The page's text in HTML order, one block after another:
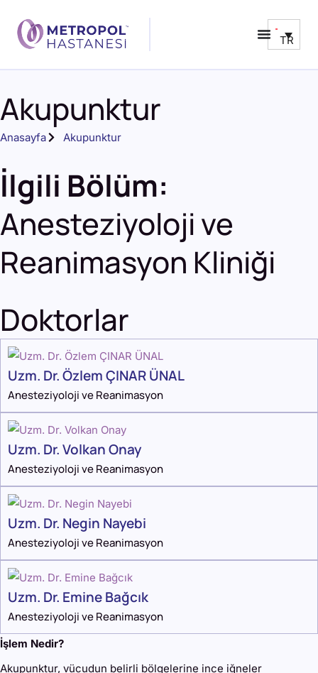
TR
Akupunktur
Anasayfa Akupunktur
İlgili Bölüm:
Anesteziyoloji ve
Reanimasyon Kliniği
Doktorlar
Uzm. Dr. Özlem ÇINAR ÜNAL
Anesteziyoloji ve Reanimasyon
Uzm. Dr. Volkan Onay
Anesteziyoloji ve Reanimasyon
Uzm. Dr. Negin Nayebi
Anesteziyoloji ve Reanimasyon
Uzm. Dr. Emine Bağcık
Anesteziyoloji ve Reanimasyon
İşlem Nedir?
Akupunktur, vücudun belirli bölgelerine ince iğneler